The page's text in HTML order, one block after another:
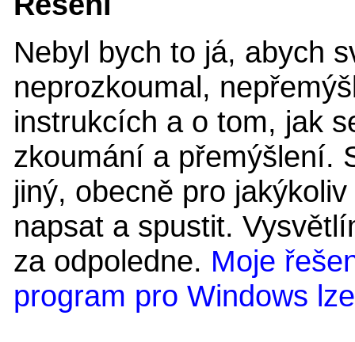
Nebyl bych to já, abych
neprozkoumal,
instrukcích a o tom, jak
zkoumání a přemýšlení.
jiný, obecně pro
napsat a spustit.
za odpoledne. Moje
program pro Windows